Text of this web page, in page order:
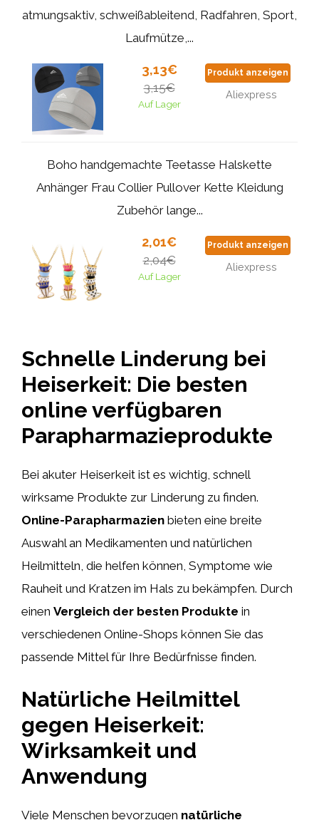
atmungsaktiv, schweißableitend, Radfahren, Sport,
Laufmütze,...
3,13€
3,15€
Auf Lager
Produkt anzeigen
Aliexpress
Boho handgemachte Teetasse Halskette
Anhänger Frau Collier Pullover Kette Kleidung
Zubehör lange...
2,01€
2,04€
Auf Lager
Produkt anzeigen
Aliexpress
Schnelle Linderung bei
Heiserkeit: Die besten
online verfügbaren
Parapharmazieprodukte
Bei akuter Heiserkeit ist es wichtig, schnell
wirksame Produkte zur Linderung zu finden.
Online-Parapharmazien bieten eine breite
Auswahl an Medikamenten und natürlichen
Heilmitteln, die helfen können, Symptome wie
Rauheit und Kratzen im Hals zu bekämpfen. Durch
einen Vergleich der besten Produkte in
verschiedenen Online-Shops können Sie das
passende Mittel für Ihre Bedürfnisse finden.
Natürliche Heilmittel
gegen Heiserkeit:
Wirksamkeit und
Anwendung
Viele Menschen bevorzugen natürliche